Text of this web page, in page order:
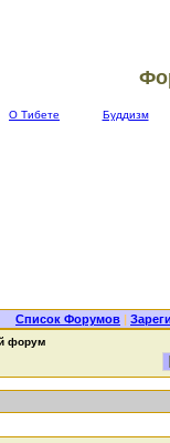
О Тибете Буддизм
Список Форумов |
форум